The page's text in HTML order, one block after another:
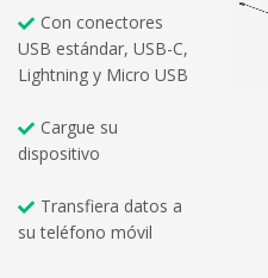
Con conectores
USB estándar, USB-C,
Lightning y Micro USB
Cargue su
dispositivo
Transfiera datos a
su teléfono móvil